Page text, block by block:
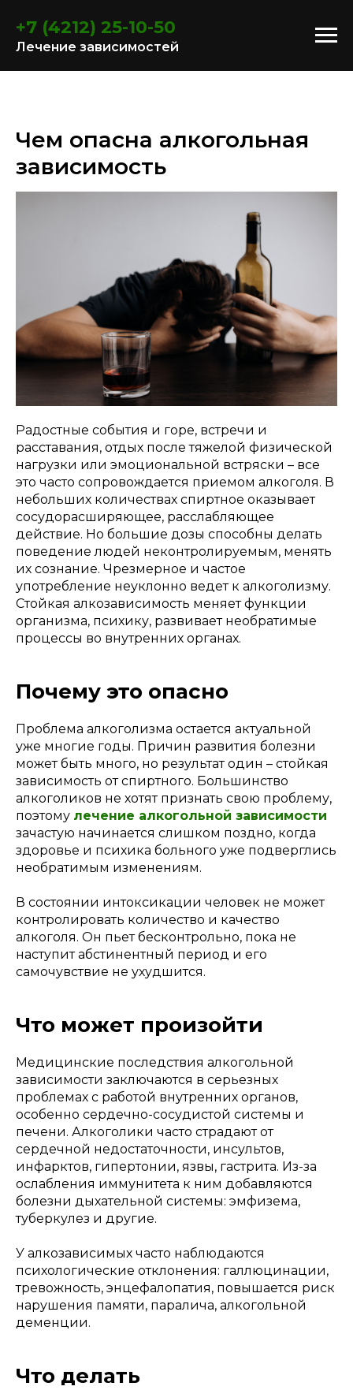
+7 (4212) 25-10-50
Лечение зависимостей
Чем опасна алкогольная
зависимость
Радостные события и горе, встречи и
расставания, отдых после тяжелой физической
нагрузки или эмоциональной встряски – все
это часто сопровождается приемом алкоголя. В
небольших количествах спиртное оказывает
сосудорасширяющее, расслабляющее
действие. Но большие дозы способны делать
поведение людей неконтролируемым, менять
их сознание. Чрезмерное и частое
употребление неуклонно ведет к алкоголизму.
Стойкая алкозависимость меняет функции
организма, психику, развивает необратимые
процессы во внутренних органах.
Почему это опасно
Проблема алкоголизма остается актуальной
уже многие годы. Причин развития болезни
может быть много, но результат один – стойкая
зависимость от спиртного. Большинство
алкоголиков не хотят признать свою проблему,
поэтому лечение алкогольной зависимости
зачастую начинается слишком поздно, когда
здоровье и психика больного уже подверглись
необратимым изменениям.
В состоянии интоксикации человек не может
контролировать количество и качество
алкоголя. Он пьет бесконтрольно, пока не
наступит абстинентный период и его
самочувствие не ухудшится.
Что может произойти
Медицинские последствия алкогольной
зависимости заключаются в серьезных
проблемах с работой внутренних органов,
особенно сердечно-сосудистой системы и
печени. Алкоголики часто страдают от
сердечной недостаточности, инсультов,
инфарктов, гипертонии, язвы, гастрита. Из-за
ослабления иммунитета к ним добавляются
болезни дыхательной системы: эмфизема,
туберкулез и другие.
У алкозависимых часто наблюдаются
психологические отклонения: галлюцинации,
тревожность, энцефалопатия, повышается риск
нарушения памяти, паралича, алкогольной
деменции.
Что делать